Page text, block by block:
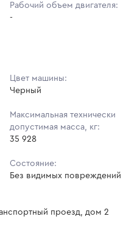
Рабочий объем двигателя:
-
Цвет машины:
Черный
Максимальная технически
допустимая масса, кг:
35 928
Состояние:
Без видимых повреждений
проезд, дом 2